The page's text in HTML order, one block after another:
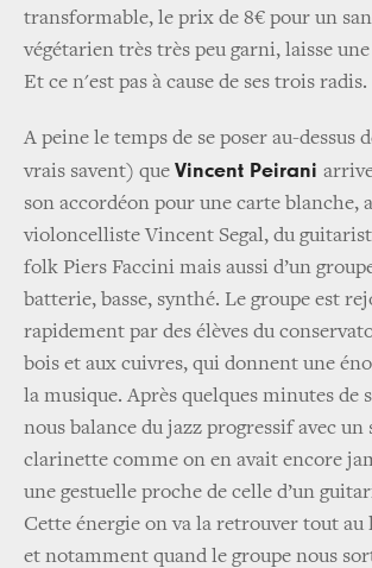
transformable, le prix de 8€ pour un
végétarien très très peu garni, laisse
Et ce n'est pas à cause de ses trois radis.
A peine le temps de se poser au-dessus
vrais savent) que Vincent Peirani
son accordéon pour une carte blanche,
violoncelliste Vincent Segal, du
folk Piers Faccini mais aussi d’un
batterie, basse, synthé. Le groupe est
rapidement par des élèves du
bois et aux cuivres, qui donnent une
la musique. Après quelques minutes de
nous balance du jazz progressif avec un
clarinette comme on en avait encore
une gestuelle proche de celle d’un
Cette énergie on va la retrouver tout au
et notamment quand le groupe nous